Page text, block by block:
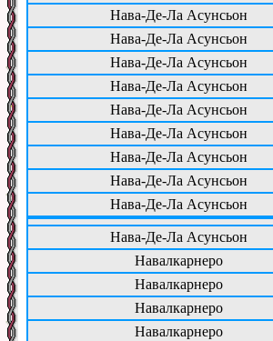
Нава-Де-Ла Асунсьон
Нава-Де-Ла Асунсьон
Нава-Де-Ла Асунсьон
Нава-Де-Ла Асунсьон
Нава-Де-Ла Асунсьон
Нава-Де-Ла Асунсьон
Нава-Де-Ла Асунсьон
Нава-Де-Ла Асунсьон
Нава-Де-Ла Асунсьон
Нава-Де-Ла Асунсьон
Навалкарнеро
Навалкарнеро
Навалкарнеро
Навалкарнеро